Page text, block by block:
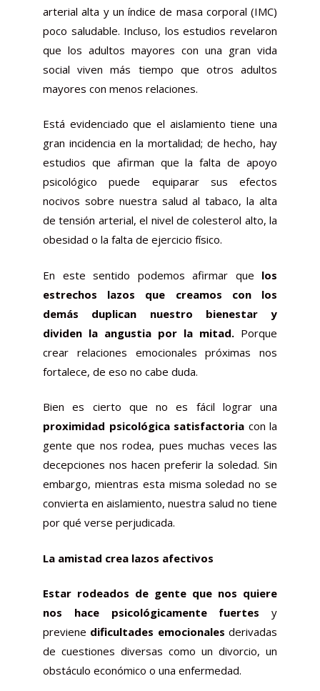
arterial alta y un índice de masa corporal (IMC)
poco saludable. Incluso, los estudios revelaron
que los adultos mayores con una gran vida
social viven más tiempo que otros adultos
mayores con menos relaciones.
Está evidenciado que el aislamiento tiene una
gran incidencia en la mortalidad; de hecho, hay
estudios que afirman que la falta de apoyo
psicológico puede equiparar sus efectos
nocivos sobre nuestra salud al tabaco, la alta
de tensión arterial, el nivel de colesterol alto, la
obesidad o la falta de ejercicio físico.
En este sentido podemos afirmar que los
estrechos lazos que creamos con los
demás duplican nuestro bienestar y
dividen la angustia por la mitad. Porque
crear relaciones emocionales próximas nos
fortalece, de eso no cabe duda.
Bien es cierto que no es fácil lograr una
proximidad psicológica satisfactoria con la
gente que nos rodea, pues muchas veces las
decepciones nos hacen preferir la soledad. Sin
embargo, mientras esta misma soledad no se
convierta en aislamiento, nuestra salud no tiene
por qué verse perjudicada.
La amistad crea lazos afectivos
Estar rodeados de gente que nos quiere
nos hace psicológicamente fuertes y
previene dificultades emocionales derivadas
de cuestiones diversas como un divorcio, un
obstáculo económico o una enfermedad.